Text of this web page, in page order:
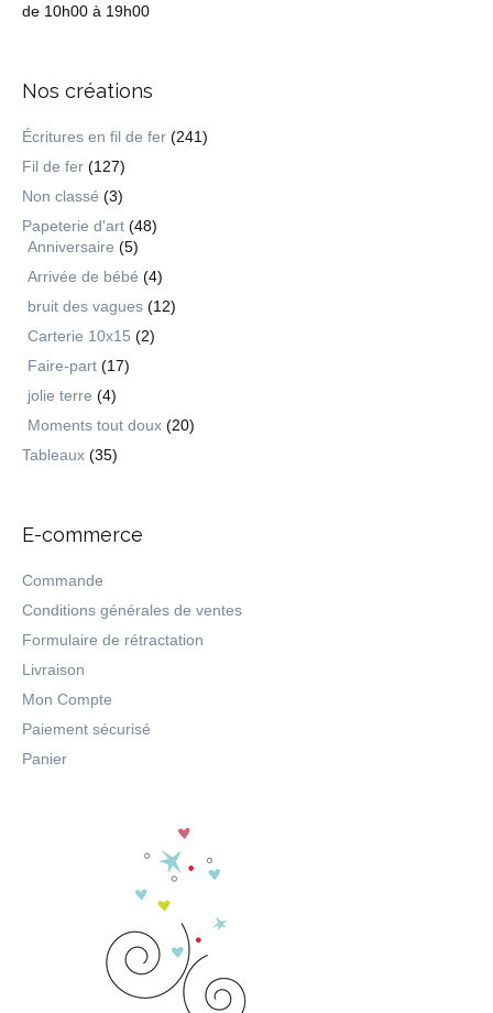
de 10h00 à 19h00
Nos créations
Écritures en fil de fer (241)
Fil de fer (127)
Non classé (3)
Papeterie d'art (48)
Anniversaire (5)
Arrivée de bébé (4)
bruit des vagues (12)
Carterie 10x15 (2)
Faire-part (17)
jolie terre (4)
Moments tout doux (20)
Tableaux (35)
E-commerce
Commande
Conditions générales de ventes
Formulaire de rétractation
Livraison
Mon Compte
Paiement sécurisé
Panier